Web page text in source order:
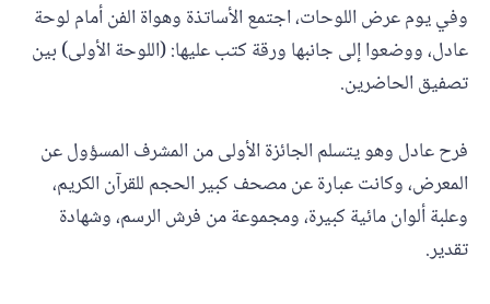
وفي يوم عرض اللوحات، اجتمع الأساتذة وهواة الفن أمام لوحة
عادل، ووضعوا إلى جانبها ورقة كتب عليها: (اللوحة الأولى) بين
تصفيق الحاضرين.
فرح عادل وهو يتسلم الجائزة الأولى من المشرف المسؤول عن
المعرض، وكانت عبارة عن مصحف كبير الحجم للقرآن الكريم،
وعلبة ألوان مائية كبيرة، ومجموعة من فرش الرسم، وشهادة
تقدير.